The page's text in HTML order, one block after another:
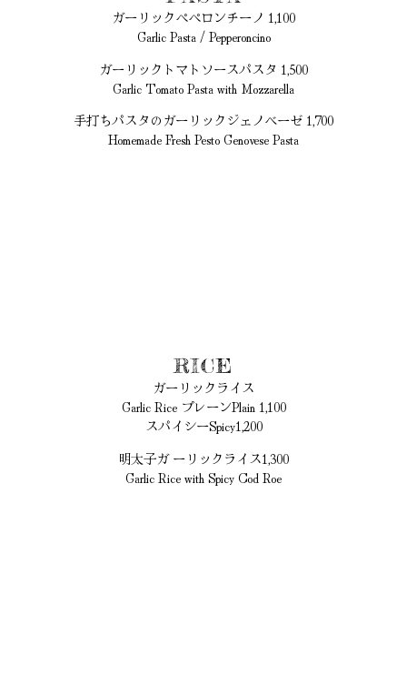
ガーリックペペロンチーノ 1,100
Garlic Pasta / Pepperoncino
ガーリックトマトソースパスタ 1,500
Garlic Tomato Pasta with Mozzarella
手打ちパスタのガーリックジェノベーゼ 1,700
Homemade Fresh Pesto Genovese Pasta
RICE
ガーリックライス
Garlic Rice プレーンPlain 1,100
スパイシーSpicy1,200
明太子ガ ーリックライス1,300
Garlic Rice with Spicy Cod Roe